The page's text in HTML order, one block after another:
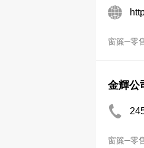
窗簾─零
金輝公
窗簾─零